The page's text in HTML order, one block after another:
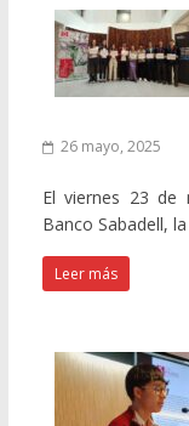
26 mayo, 2025
El viernes 23 de
Banco Sabadell,
Leer más